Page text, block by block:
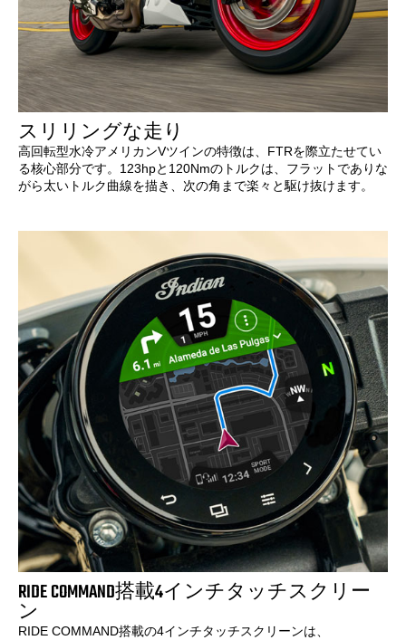
スリリングな走り
高回転型水冷アメリカンVツインの特徴は、FTRを際立たせてい
る核心部分です。123hpと120Nmのトルクは、フラットでありな
がら太いトルク曲線を描き、次の角まで楽々と駆け抜けます。
RIDE COMMAND搭載4インチタッチスクリー
ン
RIDE COMMAND搭載の4インチタッチスクリーンは、